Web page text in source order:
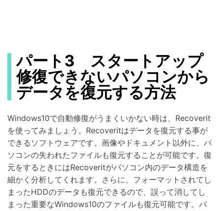
パート3 スタートアップ
修復できないパソコンから
データを復元する方法
Windows10で自動修復がうまくいかない時は、Recoverit
を使ってみましょう。Recoveritはデータを復元する事が
できるソフトウェアです。画像やドキュメント以外に、パ
ソコンの失われたファイルも復元することが可能です。復
元をするときにはRecoveritがパソコン内のデータ構造を
細かく分析してくれます。さらに、フォーマットされてし
まったHDDのデータも復元できるので、誤って消してし
まった重要なWindows10のファイルも復元可能です。パ